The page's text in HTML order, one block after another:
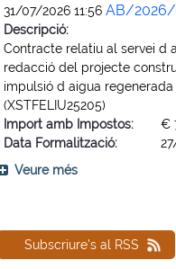
31/07/2026 11:56 AB/2026/
Descripció:
Contracte relatiu al servei d
redacció del projecte
impulsió d aigua
(XSTFELIU25205)
Import amb Impostos:
€
Data Formalització:
Veure més
Subscriure's al RSS